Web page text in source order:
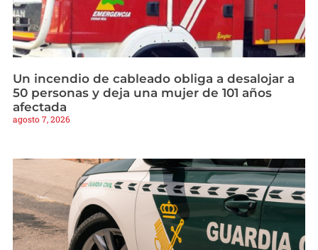
Un incendio de cableado obliga a desalojar a
50 personas y deja una mujer de 101 años
afectada
agosto 7, 2026